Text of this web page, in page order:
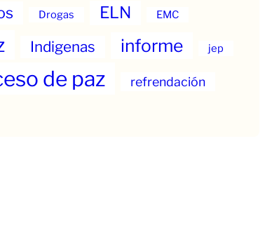
Drogas ELN EMC
Indigenas informe jep
de paz refrendación